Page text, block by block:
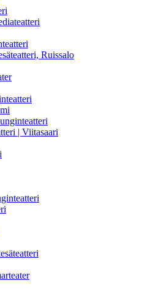
Ruissalo
| Viitasaari